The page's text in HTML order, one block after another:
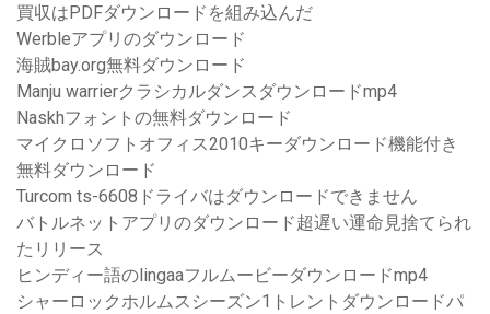
買収はPDFダウンロードを組み込んだ
Werbleアプリのダウンロード
海賊bay.org無料ダウンロード
Manju warrierクラシカルダンスダウンロードmp4
Naskhフォントの無料ダウンロード
マイクロソフトオフィス2010キーダウンロード機能付き
無料ダウンロード
Turcom ts-6608ドライバはダウンロードできません
バトルネットアプリのダウンロード超遅い運命見捨てられ
たリリース
ヒンディー語のlingaaフルムービーダウンロードmp4
シャーロックホルムスシーズン1トレントダウンロードパ